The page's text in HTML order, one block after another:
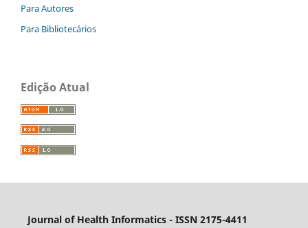
Para Autores
Para Bibliotecários
Edição Atual
Journal of Health Informatics - ISSN 2175-4411